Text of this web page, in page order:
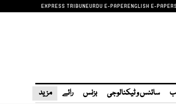
EXPRESS TRIBUNEURDU E-PAPERENGLISH E-PAPER
سائنس و ٹیکنالوجی بزنس رائے مزید